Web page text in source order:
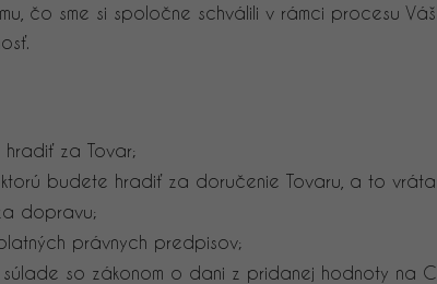
čo sme si spoločne schválili v rámci procesu
za Tovar;
budete hradiť za doručenie Tovaru, a to
dopravu;
právnych predpisov;
so zákonom o dani z pridanej hodnoty na